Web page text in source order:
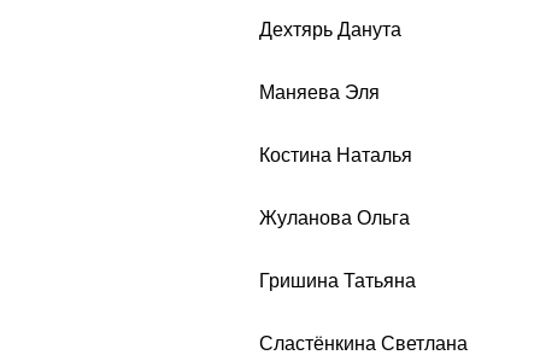
Дехтярь Данута
Маняева Эля
Костина Наталья
Жуланова Ольга
Гришина Татьяна
Сластёнкина Светлана